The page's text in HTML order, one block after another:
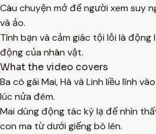
Câu chuyện mở để người xem suy
và ảo.
Tình bạn và cảm giác tội lỗi là
động của nhân vật.
What the video covers
Ba cô gái Mai, Hà và Linh liều lĩnh
lúc nửa đêm.
Mai dùng động tác kỳ lạ để nhìn
con ma từ dưới giếng bò lên.